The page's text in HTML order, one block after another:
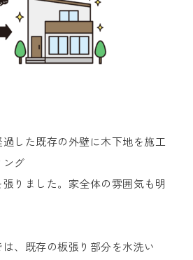
した既存の外壁に木下地を施工
ング
張りました。家全体の雰囲気も明
、既存の板張り部分を水洗い